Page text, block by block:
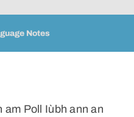
Notes
am Poll Iùbh ann an